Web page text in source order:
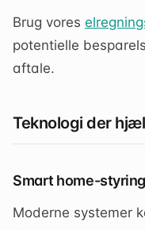
Brug vores
potentielle
aftale.
Teknologi der
Smart home-styring
Moderne systemer